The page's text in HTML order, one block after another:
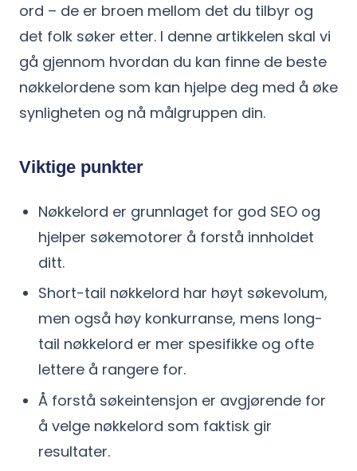
ord – de er broen mellom det du tilbyr og
det folk søker etter. I denne artikkelen skal vi
gå gjennom hvordan du kan finne de beste
nøkkelordene som kan hjelpe deg med å øke
synligheten og nå målgruppen din.
Viktige punkter
Nøkkelord er grunnlaget for god SEO og
hjelper søkemotorer å forstå innholdet
ditt.
Short-tail nøkkelord har høyt søkevolum,
men også høy konkurranse, mens long-
tail nøkkelord er mer spesifikke og ofte
lettere å rangere for.
Å forstå søkeintensjon er avgjørende for
å velge nøkkelord som faktisk gir
resultater.